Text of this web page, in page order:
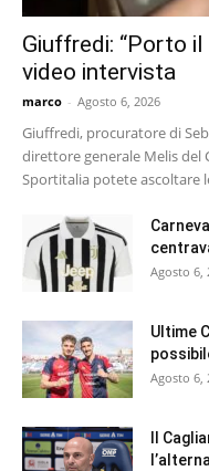
Giuffredi: “Porto il
video intervista
marco - Agosto 6, 2026
Giuffredi, procuratore di
direttore generale Melis del
Sportitalia potete ascoltare
Agosto 6,
Ultime
Agosto 6,
Il